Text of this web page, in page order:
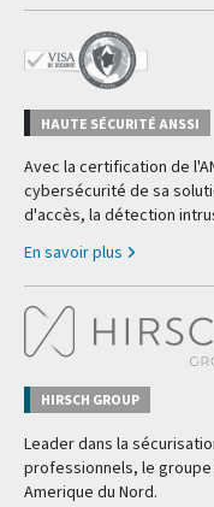
HAUTE SÉCURITÉ ANSSI
Avec la certification de
cybersécurité de sa
d'accès, la détection
En savoir plus
HIRSCH GROUP
Leader dans la
professionnels, le
Amerique du Nord.